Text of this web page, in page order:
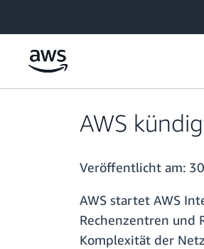
AWS
Veröffentlicht am:
AWS startet AWS
Rechenzentren und
Komplexität der